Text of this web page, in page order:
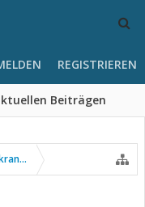
Beiträgen
REGISTRIEREN